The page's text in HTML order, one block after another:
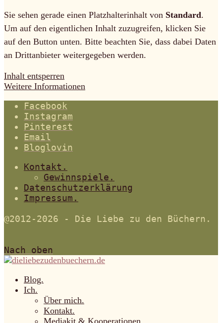
Sie sehen gerade einen Platzhalterinhalt von Standard.
Um auf den eigentlichen Inhalt zuzugreifen, klicken Sie
auf den Button unten. Bitte beachten Sie, dass dabei Daten
an Drittanbieter weitergegeben werden.
Inhalt entsperren
Weitere Informationen
Facebook
Instagram
Pinterest
Email
Bloglovin
Kontakt.
Gewinnspiele.
Datenschutzerklärung
Impressum.
@2012-2026 - Die Liebe zu den Büchern.
Nach oben
Blog.
Ich.
Über mich.
Kontakt.